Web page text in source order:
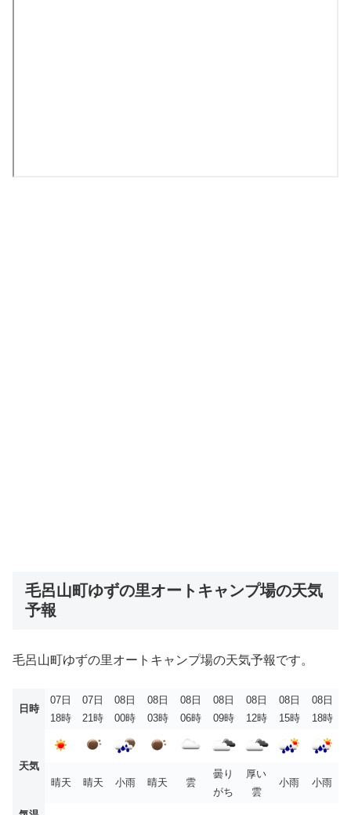
毛呂山町ゆずの里オートキャンプ場の天気
予報
毛呂山町ゆずの里オートキャンプ場の天気予報です。
日時
07日
18時
07日
21時
08日
00時
08日
03時
08日
06時
08日
09時
08日
12時
08日
15時
08日
18時
天気
晴天
晴天 小雨 晴天 雲
曇り
がち
厚い
雲
小雨 小雨